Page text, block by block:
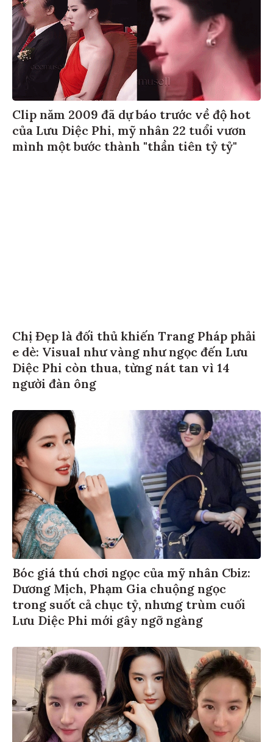
Clip năm 2009 đã dự báo trước về độ hot
của Lưu Diệc Phi, mỹ nhân 22 tuổi vươn
mình một bước thành "thần tiên tỷ tỷ"
Chị Đẹp là đối thủ khiến Trang Pháp phải
e dè: Visual như vàng như ngọc đến Lưu
Diệc Phi còn thua, từng nát tan vì 14
người đàn ông
Bóc giá thú chơi ngọc của mỹ nhân Cbiz:
Dương Mịch, Phạm Gia chuộng ngọc
trong suốt cả chục tỷ, nhưng trùm cuối
Lưu Diệc Phi mới gây ngỡ ngàng